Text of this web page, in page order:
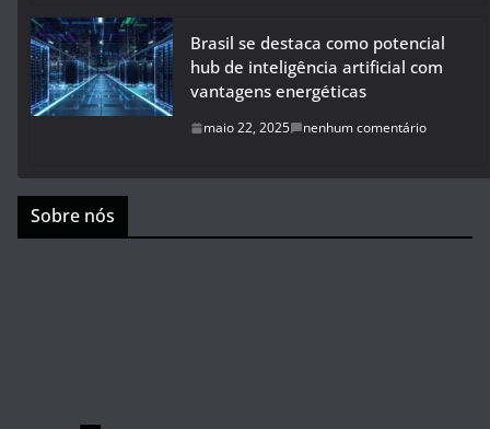
Brasil se destaca como potencial
hub de inteligência artificial com
vantagens energéticas
maio 22, 2025 nenhum comentário
Sobre nós